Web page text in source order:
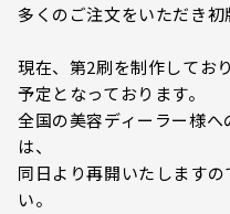
多くのご注文をいただき初
現在、第2刷を制作してお
予定となっております。
全国の美容ディーラー様
は、
同日より再開いたします
い。